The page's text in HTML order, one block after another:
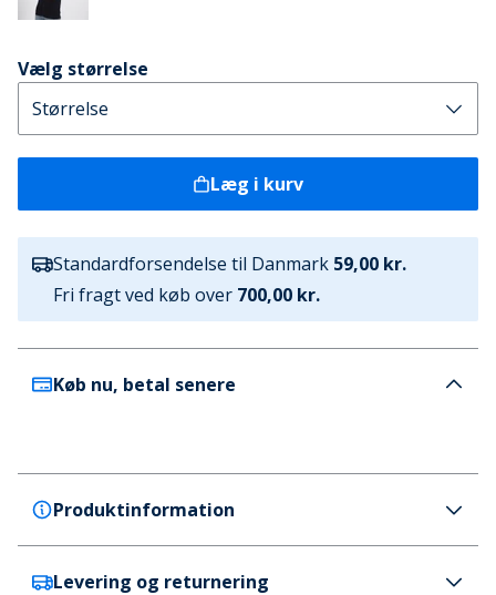
Vælg størrelse
Læg i kurv
Standardforsendelse til Danmark 59,00 kr.
Fri fragt ved køb over 700,00 kr.
Køb nu, betal senere
Produktinformation
Brave Soul
Levering og returnering